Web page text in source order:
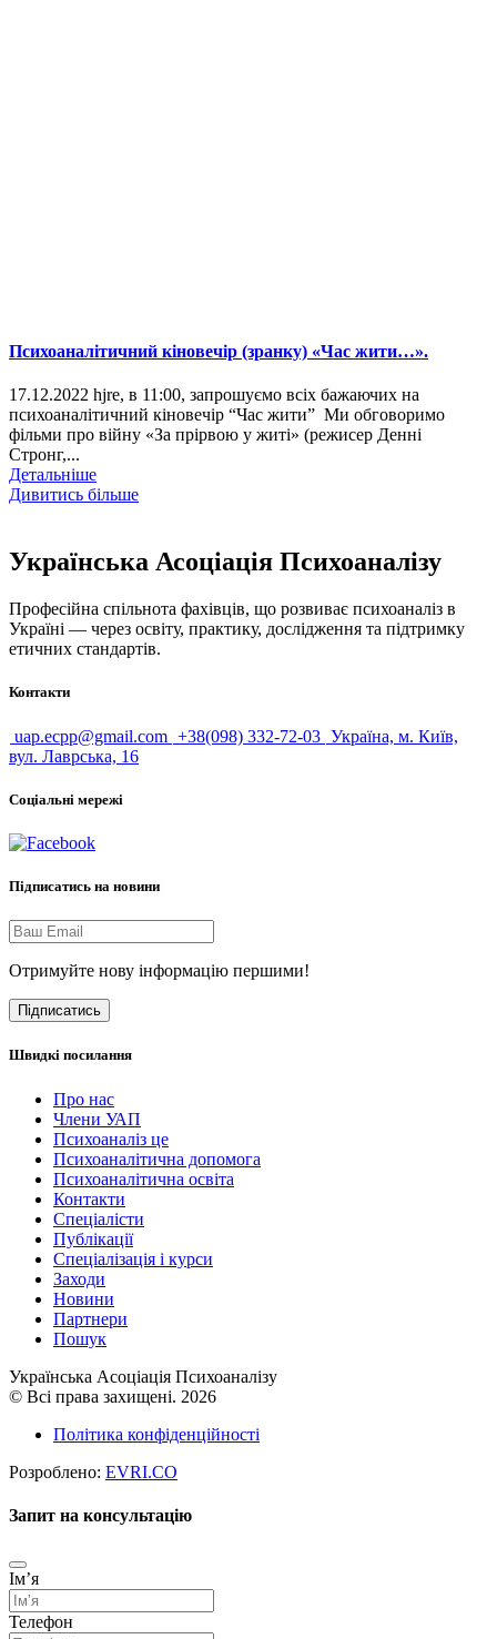
Психоаналітичний кіновечір (зранку) «Час жити…».
17.12.2022 hjre, в 11:00, запрошуємо всіх бажаючих на
психоаналітичний кіновечір “Час жити” Ми обговоримо
фільми про війну «За прірвою у житі» (режисер Денні
Стронг,...
Детальніше
Дивитись більше
Українська Асоціація Психоаналізу
Професійна спільнота фахівців, що розвиває психоаналіз в
Україні — через освіту, практику, дослідження та підтримку
етичних стандартів.
Контакти
uap.ecpp@gmail.com +38(098) 332-72-03 Україна, м. Київ,
вул. Лаврська, 16
Соціальні мережі
Підписатись на новини
Отримуйте нову інформацію першими!
Підписатись
Швидкі посилання
Про нас
Члени УАП
Психоаналіз це
Психоаналітична допомога
Психоаналітична освіта
Контакти
Спеціалісти
Публікації
Cпеціалізація і курси
Заходи
Новини
Партнери
Пошук
Українська Асоціація Психоаналізу
© Всі права захищені. 2026
Політика конфіденційності
Розроблено: EVRI.CO
Запит на консультацію
Імʼя
Телефон